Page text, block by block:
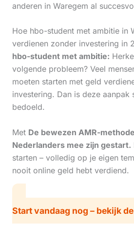
anderen in Waregem al
Hoe hbo-student met ambitie in
verdienen zonder investering in
hbo-student met ambitie:
volgende probleem? Veel
moeten starten met geld
investering. Dan is deze aanpak
bedoeld.
Met De bewezen AMR-
Nederlanders mee zijn gestart.
starten – volledig op je eigen
nooit online geld hebt verdiend.
Start vandaag nog – bekijk